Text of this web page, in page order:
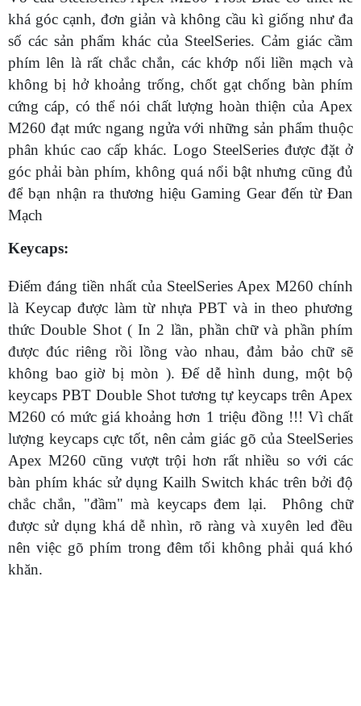
khá góc cạnh, đơn giản và không cầu kì giống như đa
số các sản phẩm khác của SteelSeries. Cảm giác cầm
phím lên là rất chắc chắn, các khớp nối liền mạch và
không bị hở khoảng trống, chốt gạt chống bàn phím
cứng cáp, có thể nói chất lượng hoàn thiện của Apex
M260 đạt mức ngang ngửa với những sản phẩm thuộc
phân khúc cao cấp khác. Logo SteelSeries được đặt ở
góc phải bàn phím, không quá nổi bật nhưng cũng đủ
để bạn nhận ra thương hiệu Gaming Gear đến từ Đan
Mạch
Keycaps:
Điểm đáng tiền nhất của SteelSeries Apex M260 chính
là Keycap được làm từ nhựa PBT và in theo phương
thức Double Shot ( In 2 lần, phần chữ và phần phím
được đúc riêng rồi lồng vào nhau, đảm bảo chữ sẽ
không bao giờ bị mòn ). Để dễ hình dung, một bộ
keycaps PBT Double Shot tương tự keycaps trên Apex
M260 có mức giá khoảng hơn 1 triệu đồng !!! Vì chất
lượng keycaps cực tốt, nên cảm giác gõ của SteelSeries
Apex M260 cũng vượt trội hơn rất nhiều so với các
bàn phím khác sử dụng Kailh Switch khác trên bởi độ
chắc chắn, "đầm" mà keycaps đem lại. Phông chữ
được sử dụng khá dễ nhìn, rõ ràng và xuyên led đều
nên việc gõ phím trong đêm tối không phải quá khó
khăn.